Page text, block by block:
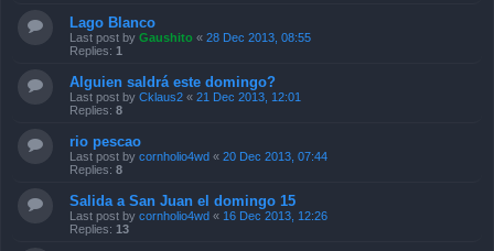
Lago Blanco
Last post by Gaushito « 28 Dec 2013, 08:55
Replies: 1
Alguien saldrá este domingo?
Last post by Cklaus2 « 21 Dec 2013, 12:01
Replies: 8
rio pescao
Last post by cornholio4wd « 20 Dec 2013, 07:44
Replies: 8
Salida a San Juan el domingo 15
Last post by cornholio4wd « 16 Dec 2013, 12:26
Replies: 13